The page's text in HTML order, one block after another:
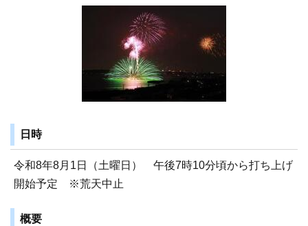
日時
令和8年8月1日（土曜日） 午後7時10分頃から打ち上げ
開始予定 ※荒天中止
概要